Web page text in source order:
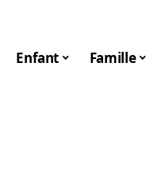
Enfant Famille